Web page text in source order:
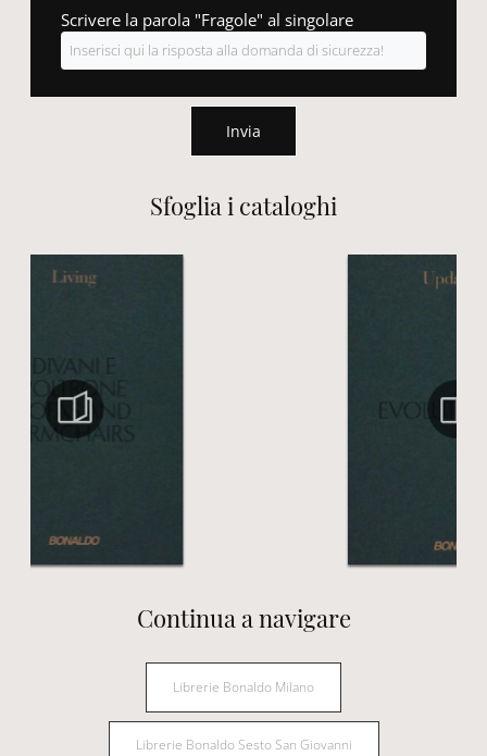
Sfoglia i cataloghi
Continua a navigare
Librerie Bonaldo Milano
Librerie Bonaldo Sesto San Giovanni
Scrivere la parola "Fragole" al singolare
Invia